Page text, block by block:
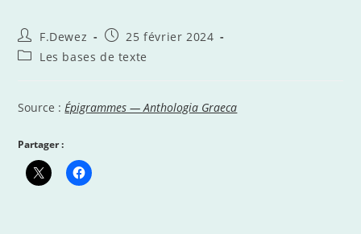
Auteur/autrice
de
la
F.Dewez
Publication
publiée :
25 février 2024
PostLes bases de texte
Source :Épigrammes — Anthologia Graeca
Partager :